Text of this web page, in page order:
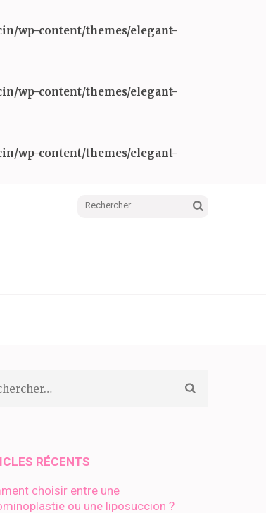
wp-content/themes/elegant-
wp-content/themes/elegant-
wp-content/themes/elegant-
Rechercher :
:
RÉCENTS
choisir entre une
ou une liposuccion ?